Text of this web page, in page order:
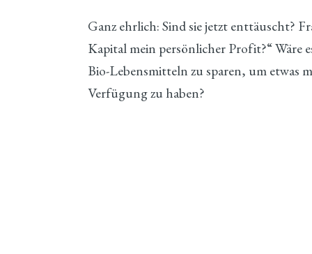
Ganz ehrlich: Sind sie jetzt enttäuscht?
Kapital mein persönlicher Profit?“ Wäre
Bio-Lebensmitteln zu sparen, um etwas
Verfügung zu haben?